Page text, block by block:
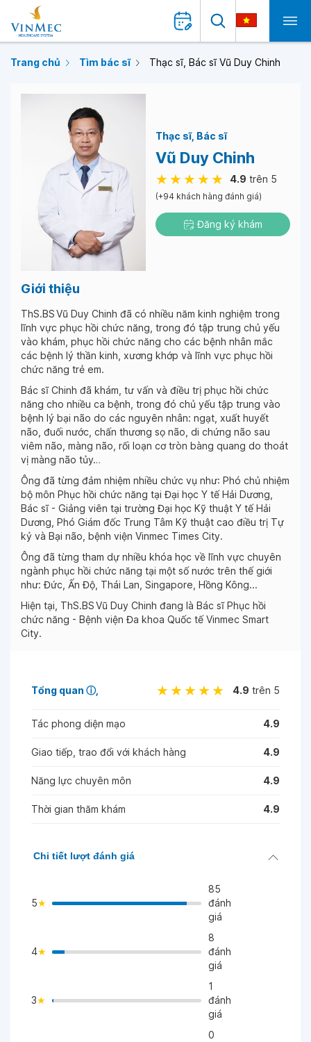
Trang chủ Tìm bác sĩ Thạc sĩ, Bác sĩ Vũ Duy Chinh
Thạc sĩ Bác sĩ
Vũ Duy Chinh
4.9 trên 5
(+94 khách hàng đánh giá)
Đăng ký khám
Giới thiệu
ThS.BS Vũ Duy Chinh đã có nhiều năm kinh nghiệm trong
lĩnh vực phục hồi chức năng, trong đó tập trung chủ yếu
vào khám, phục hồi chức năng cho các bệnh nhân mắc
các bệnh lý thần kinh, xương khớp và lĩnh vực phục hồi
chức năng trẻ em.
Bác sĩ Chinh đã khám, tư vấn và điều trị phục hồi chức
năng cho nhiều ca bệnh, trong đó chủ yếu tập trung vào
bệnh lý bại não do các nguyên nhân: ngạt, xuất huyết
não, đuối nước, chấn thương sọ não, di chứng não sau
viêm não, màng não, rối loạn cơ tròn bàng quang do thoát
vị màng não tủy…
Ông đã từng đảm nhiệm nhiều chức vụ như: Phó chủ nhiệm
bộ môn Phục hồi chức năng tại Đại học Y tế Hải Dương,
Bác sĩ - Giảng viên tại trường Đại học Kỹ thuật Y tế Hải
Dương, Phó Giám đốc Trung Tâm Kỹ thuật cao điều trị Tự
kỷ và Bại não, bệnh viện Vinmec Times City.
Ông đã từng tham dự nhiều khóa học về lĩnh vực chuyên
ngành phục hồi chức năng tại một số nước trên thế giới
như: Đức, Ấn Độ, Thái Lan, Singapore, Hồng Kông...
Hiện tại, ThS.BS Vũ Duy Chinh đang là Bác sĩ Phục hồi
chức năng - Bệnh viện Đa khoa Quốc tế Vinmec Smart
City.
Tổng quan ⓘ 4.9 trên 5
Tác phong diện mạo 4.9
Giao tiếp, trao đổi với khách hàng 4.9
Năng lực chuyên môn 4.9
Thời gian thăm khám 4.9
Chi tiết lượt đánh giá
5
85
đánh
giá
4 >
8
đánh
giá
3 >
1
đánh
giá
0